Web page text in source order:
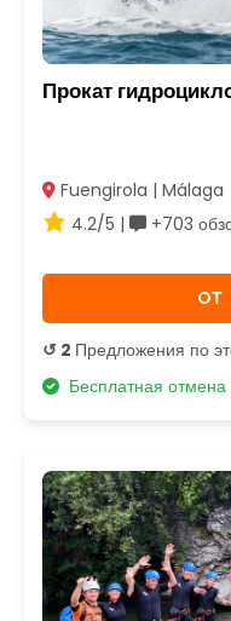
Прокат
Fuengirola | Málaga
4.2/5 |
+703
OТ
↺ 2 Предложения по
Бесплатная отмена